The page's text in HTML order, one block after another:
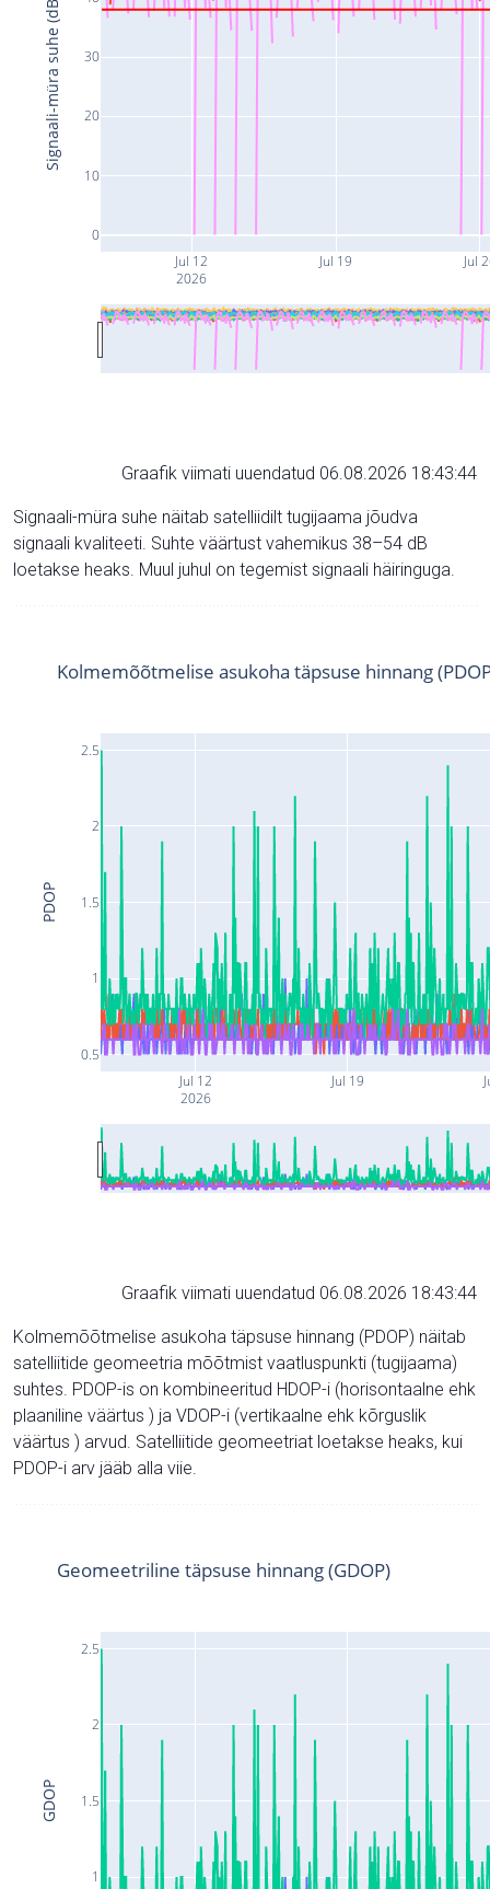
Jul 12
2026
Jul 19 Jul
0
10
20
30
Signaali-müra suhe (dB)
Graafik viimati uuendatud 06.08.2026 18:43:44
Signaali-müra suhe näitab satelliidilt tugijaama jõudva
signaali kvaliteeti. Suhte väärtust vahemikus 38–54 dB
loetakse heaks. Muul juhul on tegemist signaali häiringuga.
Jul 12
2026
Jul 19
0.5
1
1.5
2
2.5
Kolmemõõtmelise asukoha täpsuse hinnang
PDOP
Graafik viimati uuendatud 06.08.2026 18:43:44
Kolmemõõtmelise asukoha täpsuse hinnang (PDOP) näitab
satelliitide geomeetria mõõtmist vaatluspunkti (tugijaama)
suhtes. PDOP-is on kombineeritud HDOP-i (horisontaalne ehk
plaaniline väärtus ) ja VDOP-i (vertikaalne ehk kõrguslik
väärtus ) arvud. Satelliitide geomeetriat loetakse heaks, kui
PDOP-i arv jääb alla viie.
1
1.5
2
2.5
Geomeetriline täpsuse hinnang (GDOP)
GDOP